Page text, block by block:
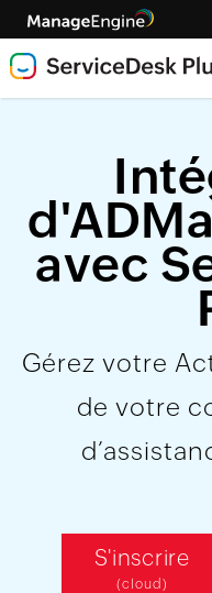
avec
Gérez votre
de votre
S'inscrire
(cloud)